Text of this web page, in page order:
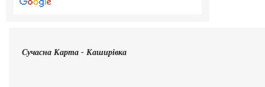
Сучасна Карта - Каширівка